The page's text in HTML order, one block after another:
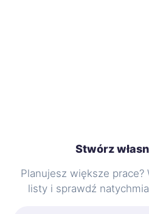
Stwórz
Planujesz większe prace?
listy i sprawdź